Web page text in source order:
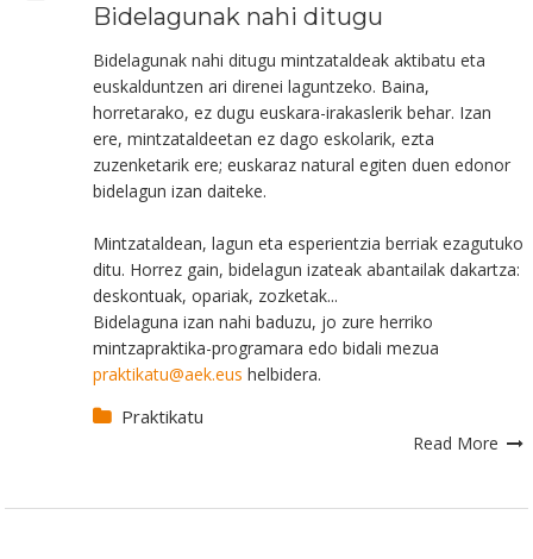
Bidelagunak nahi ditugu
Bidelagunak nahi ditugu mintzataldeak aktibatu eta
euskalduntzen ari direnei laguntzeko. Baina,
horretarako, ez dugu euskara-irakaslerik behar. Izan
ere, mintzataldeetan ez dago eskolarik, ezta
zuzenketarik ere; euskaraz natural egiten duen edonor
bidelagun izan daiteke.
Mintzataldean, lagun eta esperientzia berriak ezagutuko
ditu. Horrez gain, bidelagun izateak abantailak dakartza:
deskontuak, opariak, zozketak...
Bidelaguna izan nahi baduzu, jo zure herriko
mintzapraktika-programara edo bidali mezua
praktikatu@aek.eus helbidera.
Praktikatu
Read More